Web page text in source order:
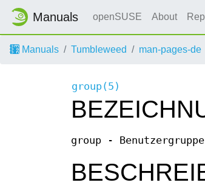
Manuals openSUSE About
Manuals Tumbleweed man-pages-de
group(5)
group -